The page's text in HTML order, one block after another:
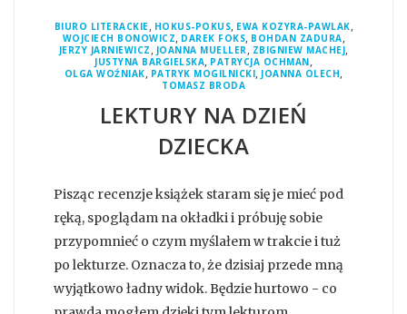
BIURO LITERACKIE, HOKUS-POKUS, EWA KOZYRA-PAWLAK,
WOJCIECH BONOWICZ, DAREK FOKS, BOHDAN ZADURA,
JERZY JARNIEWICZ , JOANNA MUELLER , ZBIGNIEW MACHEJ,
JUSTYNA BARGIELSKA, PATRYCJA OCHMAN,
OLGA WOŹNIAK, PATRYK MOGILNICKI, JOANNA OLECH,
TOMASZ BRODA
LEKTURY NA DZIEŃ
DZIECKA
Pisząc recenzje książek staram się je mieć pod
ręką, spoglądam na okładki i próbuję sobie
przypomnieć o czym myślałem w trakcie i tuż
po lekturze. Oznacza to, że dzisiaj przede mną
wyjątkowo ładny widok. Będzie hurtowo - co